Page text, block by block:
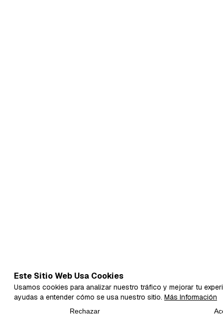
Este Sitio Web Usa Cookies
Usamos cookies para analizar nuestro tráfico y mejorar tu
ayudas a entender cómo se usa nuestro sitio. Más Información
Rechazar